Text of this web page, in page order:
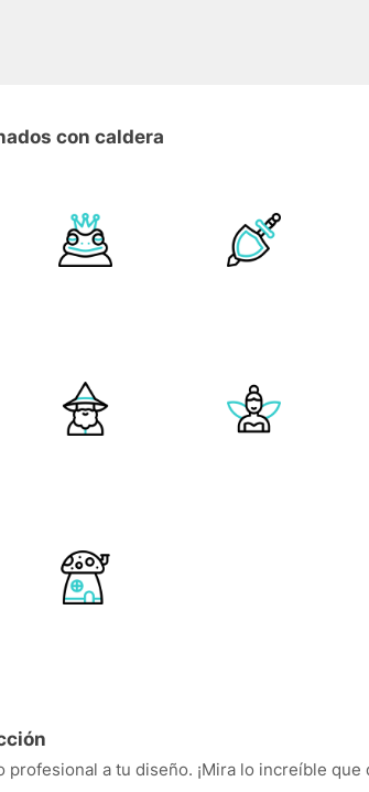
con caldera
profesional a tu diseño. ¡Mira lo increíble